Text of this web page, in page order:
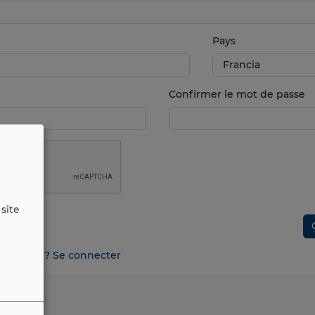
Pays
Confirmer le mot de passe
compte ? Se connecter